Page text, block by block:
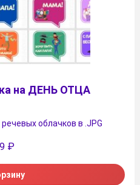
на ДЕНЬ ОТЦА
облачков в .JPG
₽